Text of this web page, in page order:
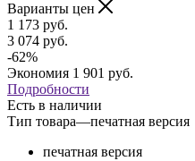
Варианты цен
1 173 руб.
3 074 руб.
-62%
Экономия 1 901 руб.
Подробности
Есть в наличии
Тип товара—печатная версия
печатная версия